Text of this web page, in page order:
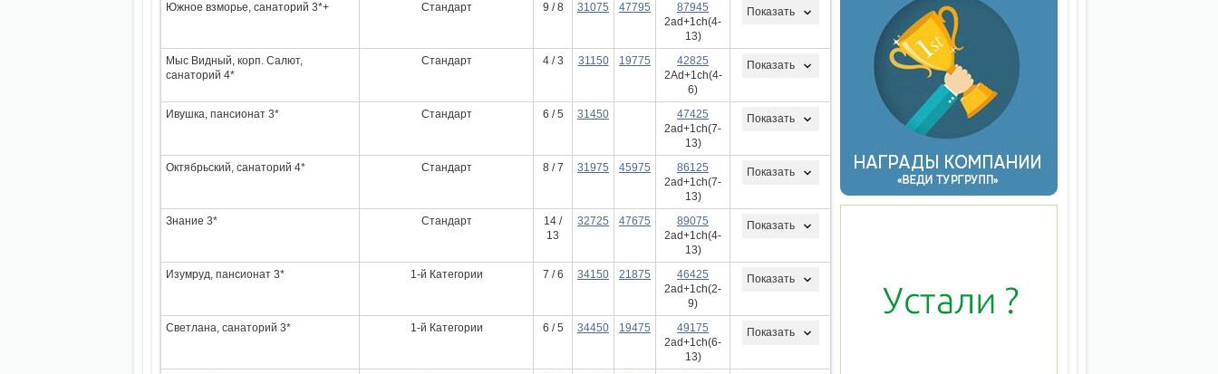
Южное взморье, санаторий 3*+ Стандарт 9 / 8 31075 47795
87945
2ad+1ch(4-
13)
Показать
Мыс Видный, корп. Салют,
санаторий 4*
Стандарт 4 / 3 31150 19775
42825
2Ad+1ch(4-
6)
Показать
Ивушка, пансионат 3* Стандарт 6 / 5 31450
47425
2ad+1ch(7-
13)
Показать
Октябрьский, санаторий 4* Стандарт 8 / 7 31975 45975
86125
2ad+1ch(7-
13)
Показать
Знание 3* Стандарт
14 /
13
32725 47675
89075
2ad+1ch(4-
13)
Показать
Изумруд, пансионат 3* 1-й Категории 7 / 6 34150 21875
46425
2ad+1ch(2-
9)
Показать
Светлана, санаторий 3* 1-й Категории 6 / 5 34450 19475
49175
2ad+1ch(6-
13)
Показать